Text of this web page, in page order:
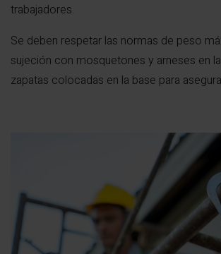
trabajadores.
Se deben respetar las normas de peso
sujeción con mosquetones y arneses en
zapatas colocadas en la base para